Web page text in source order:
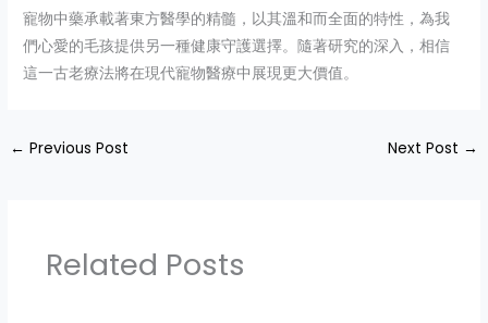
寵物中藥承載著東方醫學的精髓，以其溫和而全面的特性，為我
們心愛的毛孩提供另一種健康守護選擇。隨著研究的深入，相信
這一古老療法將在現代寵物醫療中展現更大價值。
← Previous Post Next Post →
Related Posts